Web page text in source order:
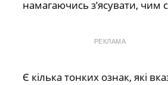
намагаючись з’ясувати,
РЕКЛАМА
Є кілька тонких ознак, які